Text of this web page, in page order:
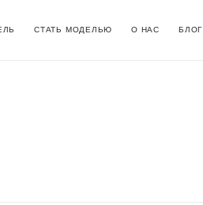
СТАТЬ МОДЕЛЬЮ О НАС БЛОГ